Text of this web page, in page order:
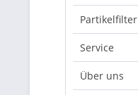
Partikelfilter
Service
Über uns